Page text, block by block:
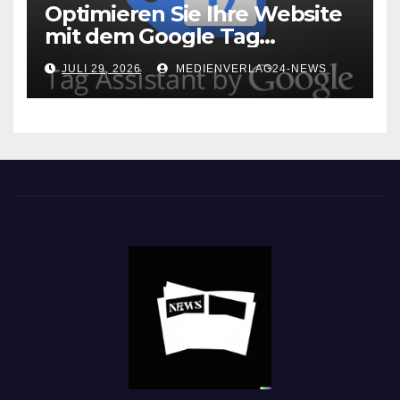
Optimieren Sie Ihre Website
mit dem Google Tag
Assistant: Fehlerfreie Tag-
Implementierung leicht
gemacht!
JULI 29, 2026 MEDIENVERLAG24-NEWS